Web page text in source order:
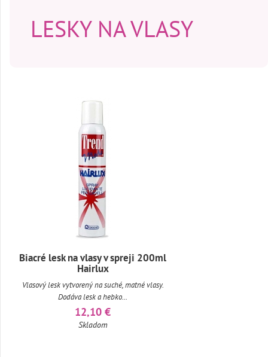
LESKY NA VLASY
Biacré lesk na vlasy v spreji 200ml
Hairlux
Vlasový lesk vytvorený na suché, matné vlasy.
Dodáva lesk a hebko...
12,10 €
Skladom